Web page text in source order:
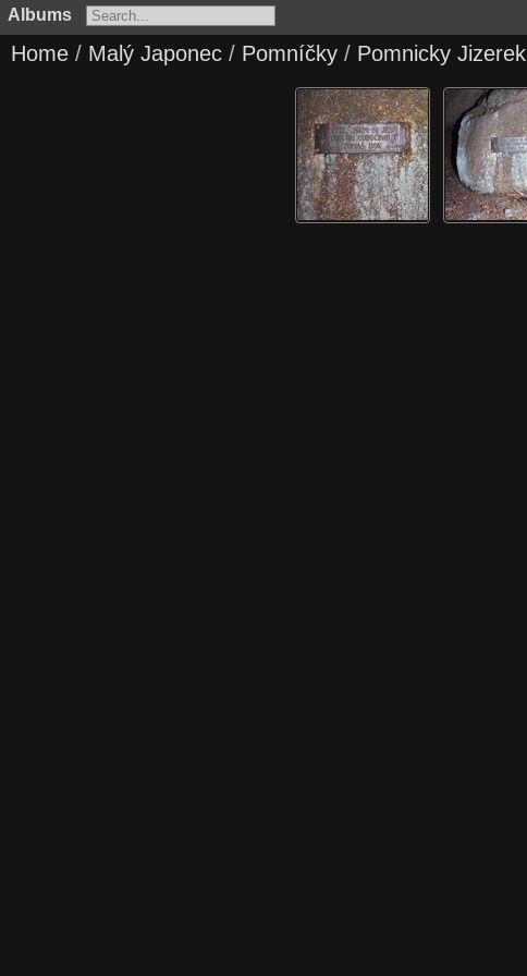
Albums
Home / Malý Japonec / Pomníčky / Pomnicky Jizerek